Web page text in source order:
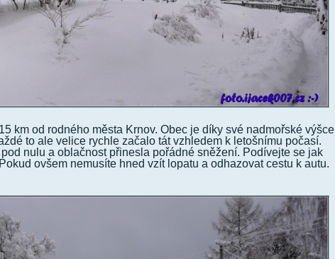
km od rodného města Krnov. Obec je díky své nadmořské výšce
to ale velice rychle začalo tát vzhledem k letošnímu počasí.
nulu a oblačnost přinesla pořádné sněžení. Podívejte se jak
ovšem nemusíte hned vzít lopatu a odhazovat cestu k autu.